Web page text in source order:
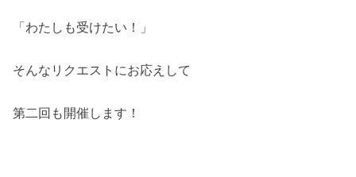
「わたしも受けたい！」
そんなリクエストにお応えして
第二回も開催します！